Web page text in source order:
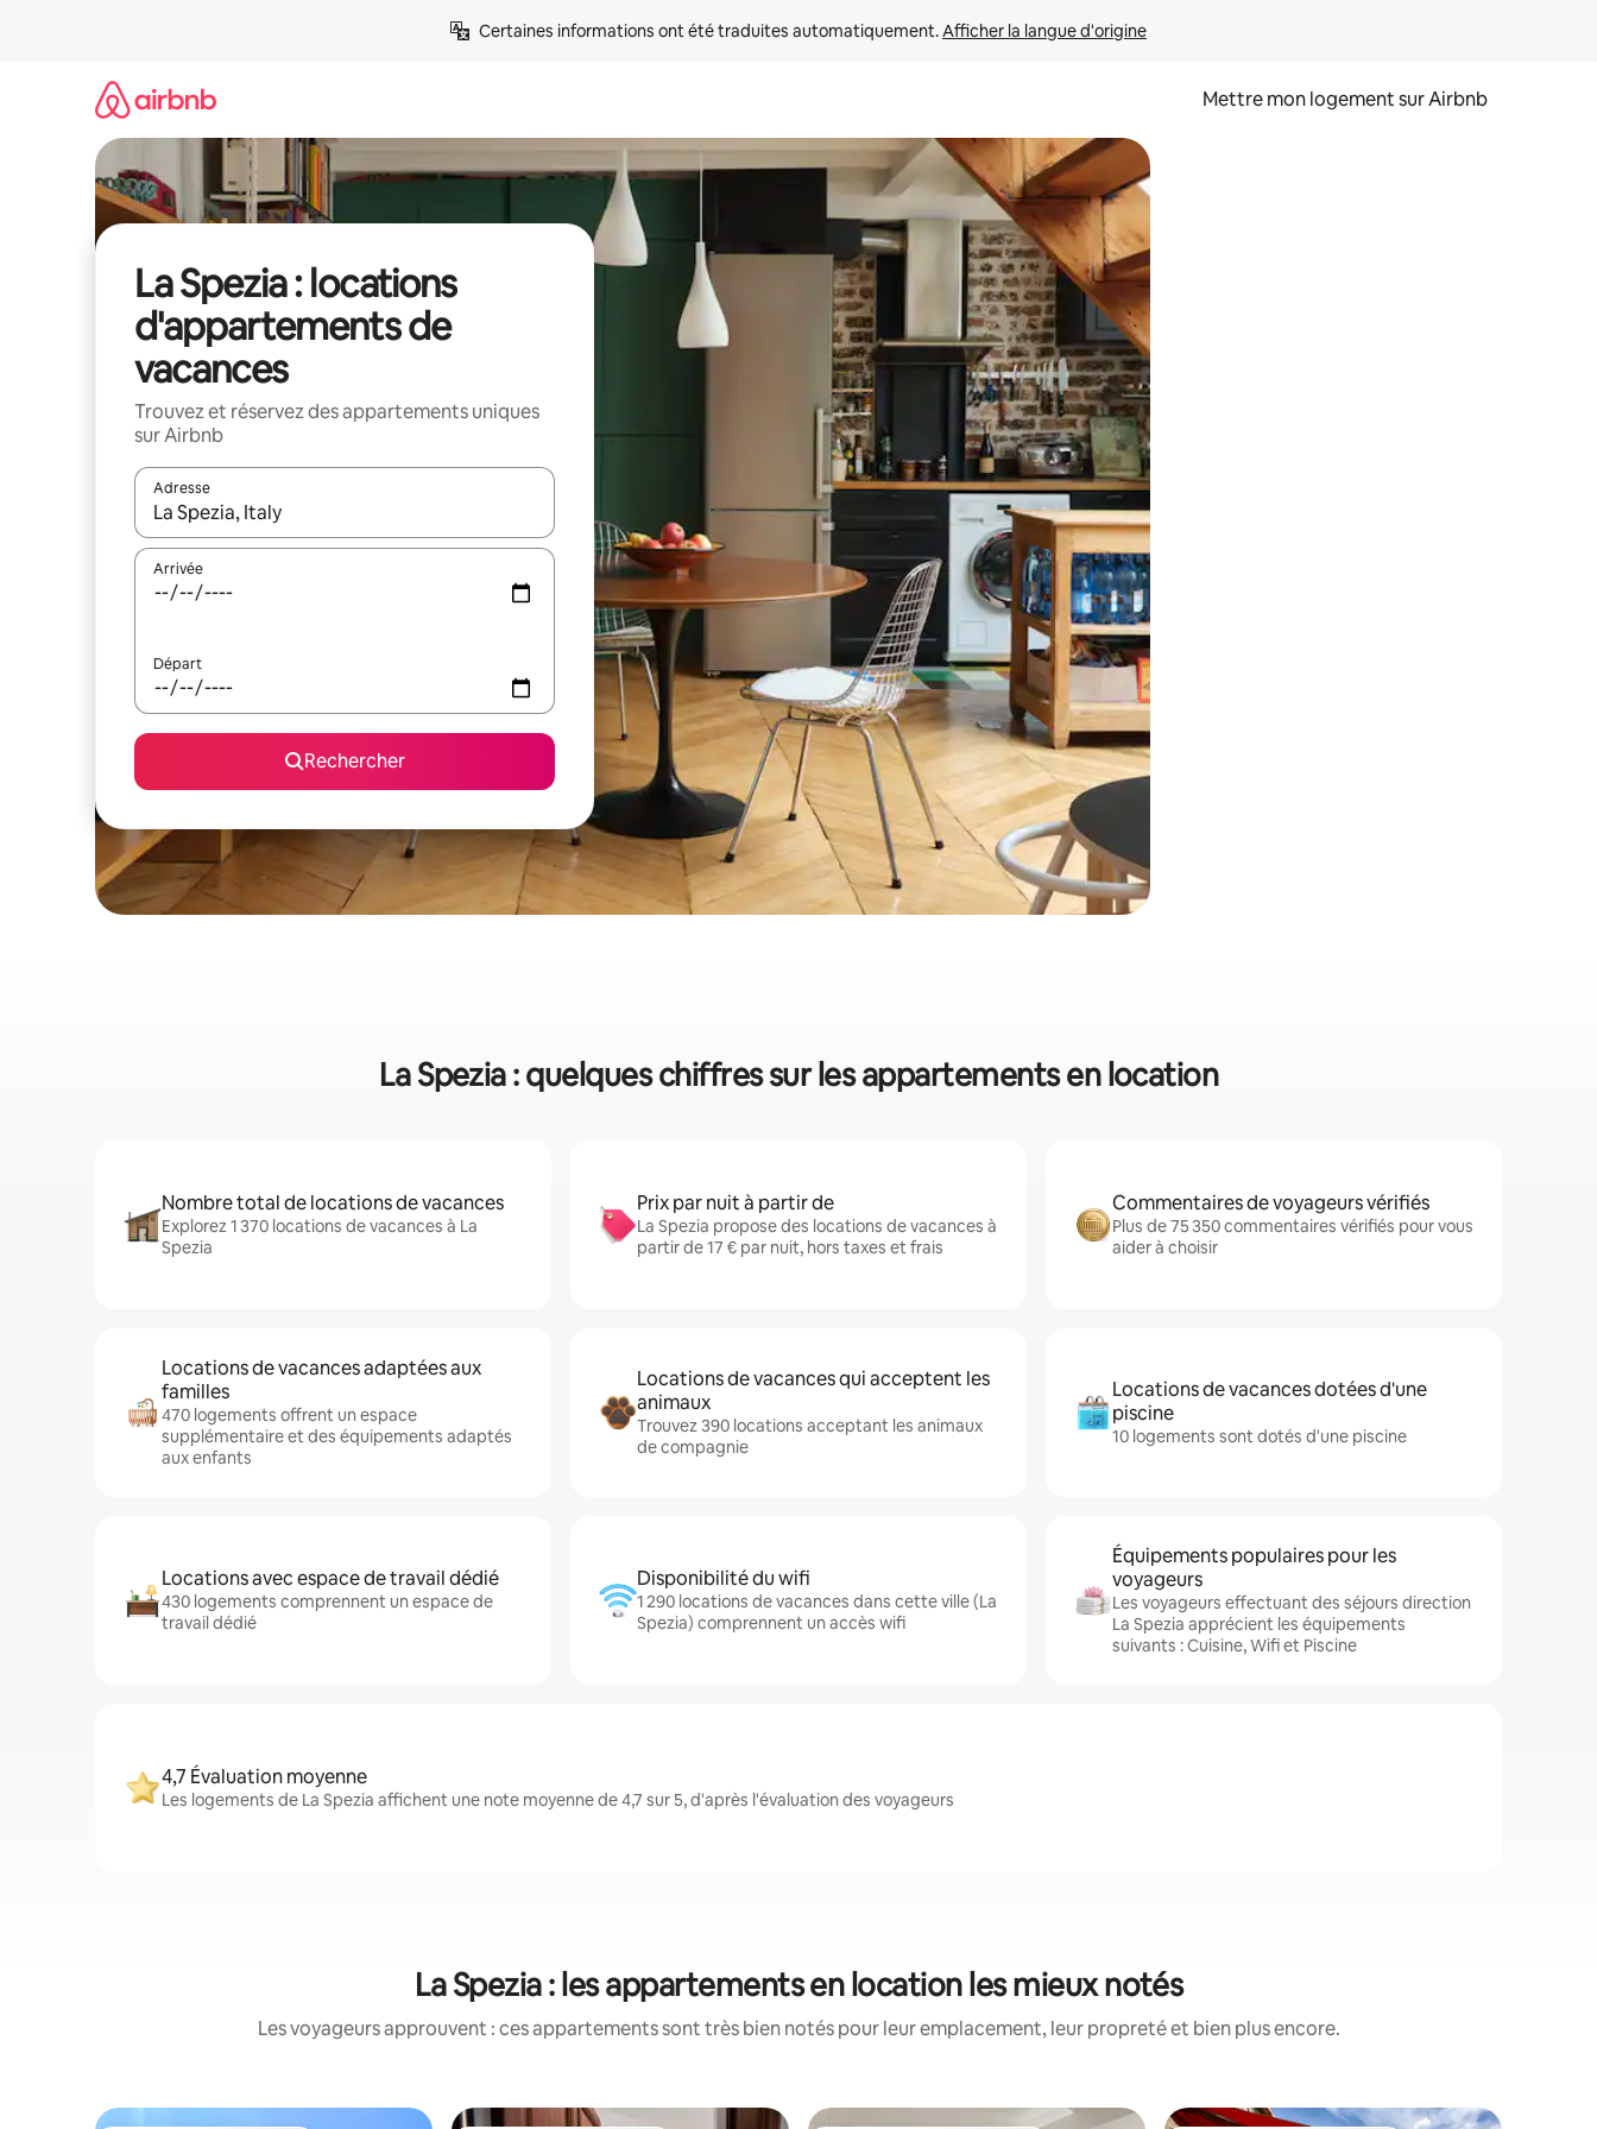
Certaines informations ont été traduites automatiquement. Afficher la langue d'origine
Mettre mon logement sur Airbnb
La Spezia : locations
d'appartements de
vacances
Trouvez et réservez des appartements uniques
sur Airbnb
Adresse
Lorsque les résultats s'affichent, utilisez les flèches vers le haut et vers le bas pour les parcourir ou en appuyant et en faisant glisser.
Arrivée
Départ
Rechercher
La Spezia : quelques chiffres sur les appartements en location
Nombre total de locations de vacances
Explorez 1 370 locations de vacances à La
Spezia
Prix par nuit à partir de
La Spezia propose des locations de vacances à
partir de 17 € par nuit, hors taxes et frais
Commentaires de voyageurs vérifiés
Plus de 75 350 commentaires vérifiés pour vous
aider à choisir
Locations de vacances adaptées aux
familles
470 logements offrent un espace
supplémentaire et des équipements adaptés
aux enfants
Locations de vacances qui acceptent les
animaux
Trouvez 390 locations acceptant les animaux
de compagnie
Locations de vacances dotées d'une
piscine
10 logements sont dotés d'une piscine
Locations avec espace de travail dédié
430 logements comprennent un espace de
travail dédié
Disponibilité du wifi
1 290 locations de vacances dans cette ville (La
Spezia) comprennent un accès wifi
Équipements populaires pour les
voyageurs
Les voyageurs effectuant des séjours direction
La Spezia apprécient les équipements
suivants : Cuisine, Wifi et Piscine
4,7 Évaluation moyenne
Les logements de La Spezia affichent une note moyenne de 4,7 sur 5, d'après l'évaluation des voyageurs
La Spezia : les appartements en location les mieux notés
Les voyageurs approuvent : ces appartements sont très bien notés pour leur emplacement, leur propreté et bien plus encore.